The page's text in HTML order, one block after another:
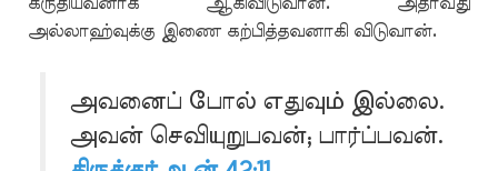
அல்லாஹ்வுக்கு இணை கற்பித்தவனாகி விடுவான்.
அவனைப் போல் எதுவும் இல்லை.
அவன் செவியுறுபவன்; பார்ப்பவன்.